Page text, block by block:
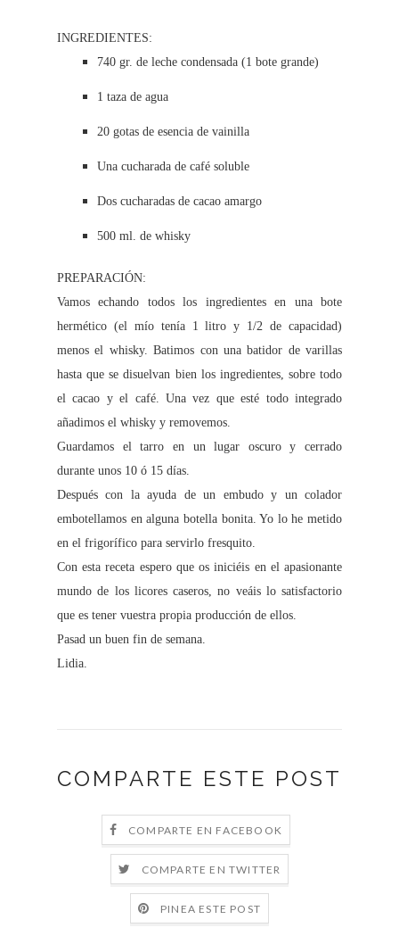
INGREDIENTES:
740 gr. de leche condensada (1 bote grande)
1 taza de agua
20 gotas de esencia de vainilla
Una cucharada de café soluble
Dos cucharadas de cacao amargo
500 ml. de whisky
PREPARACIÓN:
Vamos echando todos los ingredientes en una bote
hermético (el mío tenía 1 litro y 1/2 de capacidad)
menos el whisky. Batimos con una batidor de varillas
hasta que se disuelvan bien los ingredientes, sobre todo
el cacao y el café. Una vez que esté todo integrado
añadimos el whisky y removemos.
Guardamos el tarro en un lugar oscuro y cerrado
durante unos 10 ó 15 días.
Después con la ayuda de un embudo y un colador
embotellamos en alguna botella bonita. Yo lo he metido
en el frigorífico para servirlo fresquito.
Con esta receta espero que os iniciéis en el apasionante
mundo de los licores caseros, no veáis lo satisfactorio
que es tener vuestra propia producción de ellos.
Pasad un buen fin de semana.
Lidia.
COMPARTE ESTE POST
COMPARTE EN FACEBOOK
COMPARTE EN TWITTER
PINEA ESTE POST